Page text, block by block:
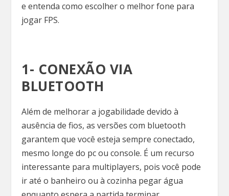
e entenda como escolher o melhor fone para
jogar FPS.
1- CONEXÃO VIA
BLUETOOTH
Além de melhorar a jogabilidade devido à
ausência de fios, as versões com bluetooth
garantem que você esteja sempre conectado,
mesmo longe do pc ou console. É um recurso
interessante para multiplayers, pois você pode
ir até o banheiro ou à cozinha pegar água